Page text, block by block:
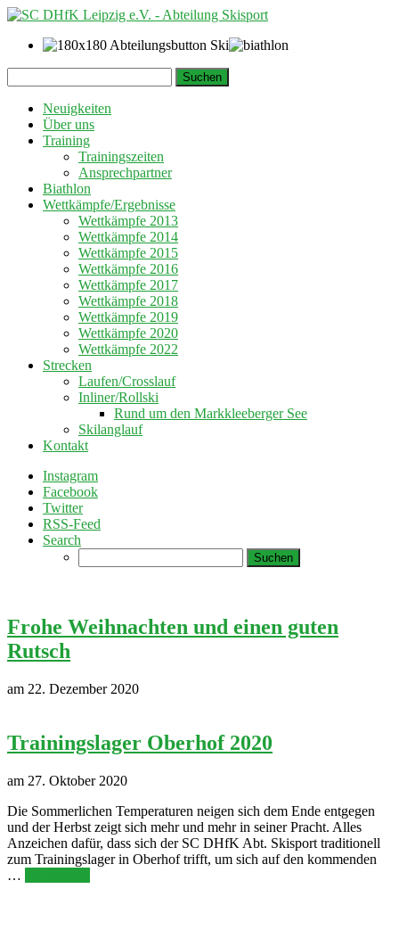
zum
Inhalt
nach:
Neuigkeiten
Über uns
Training
Trainingszeiten
Ansprechpartner
Biathlon
Wettkämpfe/Ergebnisse
Wettkämpfe 2013
Wettkämpfe 2014
Wettkämpfe 2015
Wettkämpfe 2016
Wettkämpfe 2017
Wettkämpfe 2018
Wettkämpfe 2019
Wettkämpfe 2020
Wettkämpfe 2022
Strecken
Laufen/Crosslauf
Inliner/Rollski
Rund um den Markkleeberger See
Skilanglauf
Kontakt
Instagram
Facebook
Twitter
RSS-Feed
Search
nach:
Frohe Weihnachten und einen guten
Rutsch
am 22. Dezember 2020
Trainingslager Oberhof 2020
am 27. Oktober 2020
Die Sommerlichen Temperaturen neigen sich dem Ende entgegen
und der Herbst zeigt sich mehr und mehr in seiner Pracht. Alles
Anzeichen dafür, dass sich der SC DHfK Abt. Skisport traditionell
zum Trainingslager in Oberhof trifft, um sich auf den kommenden
…